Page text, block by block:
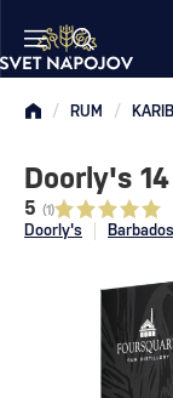
/ RUM /
Doorly's
Doorly's
5 (1)